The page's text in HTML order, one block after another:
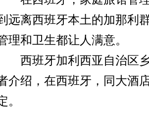
远离西班牙本土的加那利
理和卫生都让人满意。
西班牙加利西亚自治区乡
介绍，在西班牙，同大酒
。